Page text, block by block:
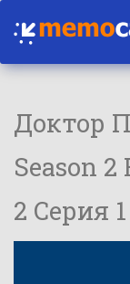
Доктор
Season 2
2 Серия